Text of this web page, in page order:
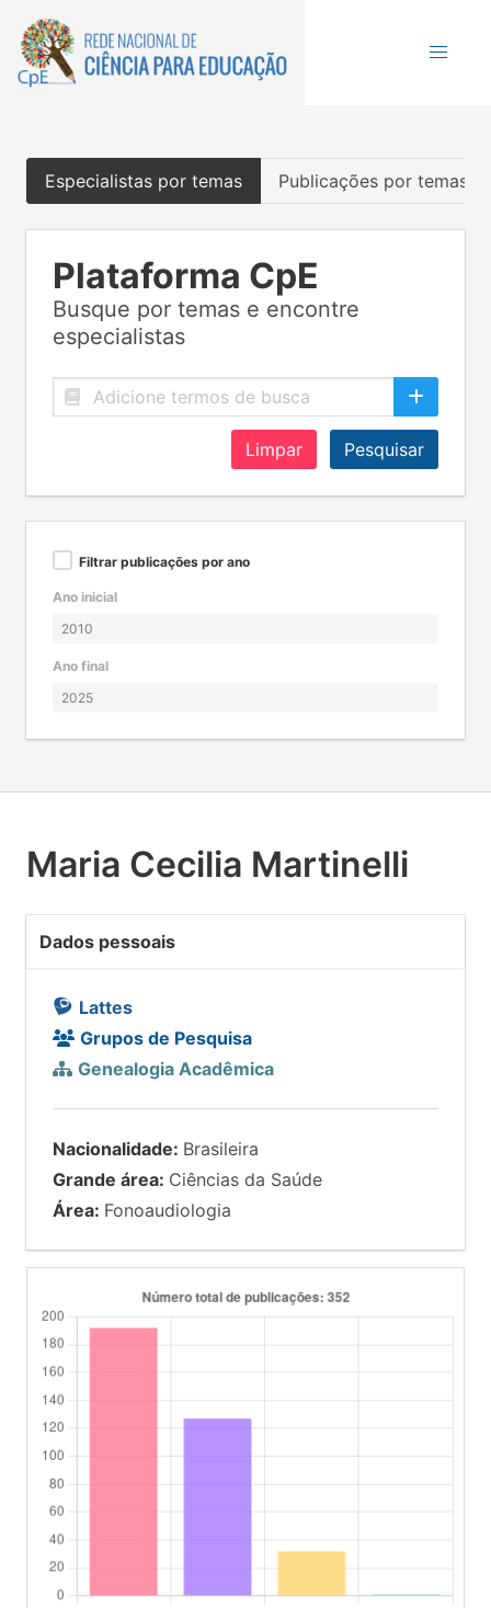
Especialistas por temas Publicações por temas
Plataforma CpE
Busque por temas e encontre
especialistas
Limpar Pesquisar
Filtrar publicações por ano
Ano inicial
Ano final
Maria Cecilia Martinelli
Dados pessoais
Lattes
Grupos de Pesquisa
Genealogia Acadêmica
Nacionalidade: Brasileira
Grande área: Ciências da Saúde
Área: Fonoaudiologia